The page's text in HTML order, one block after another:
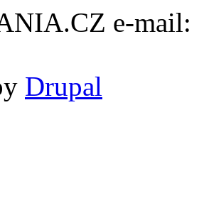
e-mail:
Drupal